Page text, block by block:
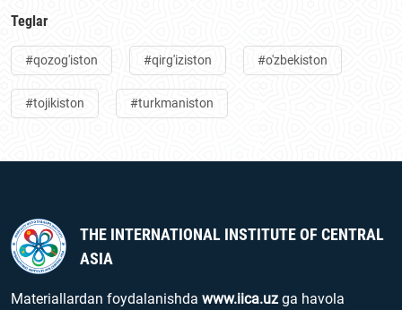
Teglar
#qozog'iston #qirg'iziston #o'zbekiston
#tojikiston #turkmaniston
THE INTERNATIONAL INSTITUTE OF CENTRAL
ASIA
Materiallardan foydalanishda www.iica.uz ga havola